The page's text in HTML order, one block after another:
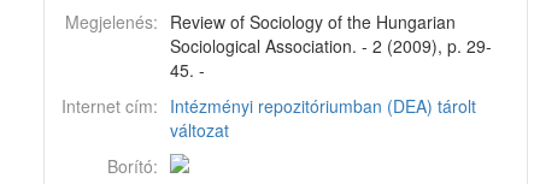
Megjelenés: Review of Sociology of the Hungarian
Sociological Association. - 2 (2009), p. 29-
45. -
Internet cím: Intézményi repozitóriumban (DEA) tárolt
változat
Borító: